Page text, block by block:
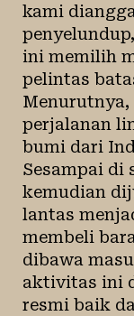
kami
ini memilih
pelintas
Menurutnya,
perjalanan
bumi dari
Sesampai di
kemudian
lantas
membeli
dibawa
aktivitas ini
resmi baik